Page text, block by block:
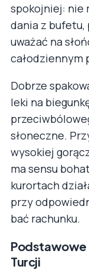
spokojniej: nie
dania z bufetu,
uważać na
całodziennym
Dobrze
leki na
słoneczne.
wysokiej
ma sensu
kurortach
przy
bać rachunku.
Turcji